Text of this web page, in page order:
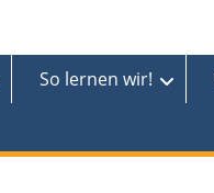
So lernen wir!